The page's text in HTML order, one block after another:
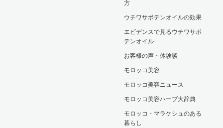
方
ウチワサボテンオイルの効果
エビデンスで見るウチワサボ
テンオイル
お客様の声・体験談
モロッコ美容
モロッコ美容ニュース
モロッコ美容ハーブ大辞典
モロッコ・マラケシュのある
暮らし